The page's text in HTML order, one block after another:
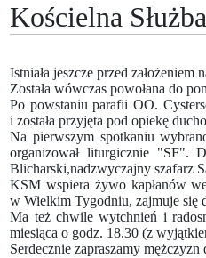
Kościelna
Istniała jeszcze przed
Została wówczas powołana do
Po powstaniu parafii OO.
i została przyjęta pod opiekę
Na pierwszym spotkaniu
organizował liturgicznie "SF".
Blicharski,nadzwyczajny szafarz
KSM wspiera żywo kapłanów
w Wielkim Tygodniu, zajmuje się
Ma też chwile wytchnień i
miesiąca o godz. 18.30 (z
Serdecznie zapraszamy